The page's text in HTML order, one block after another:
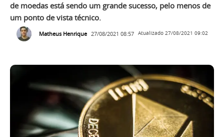
de moedas está sendo um grande sucesso, pelo menos de
um ponto de vista técnico.
Matheus Henrique 27/08/2021 08:57 Atualizado 27/08/2021 09:02